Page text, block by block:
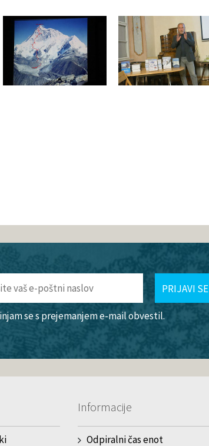
PRIJAVI SE
se s prejemanjem e-mail obvestil.
Informacije
Odpiralni čas enot